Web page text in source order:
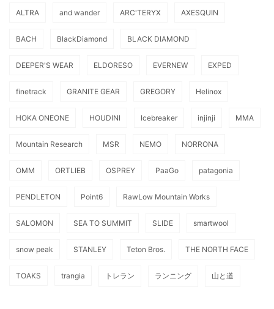
ALTRA and wander ARC'TERYX AXESQUIN
BACH BlackDiamond BLACK DIAMOND
DEEPER'S WEAR ELDORESO EVERNEW EXPED
finetrack GRANITE GEAR GREGORY Helinox
HOKA ONEONE HOUDINI Icebreaker injinji MMA
Mountain Research MSR NEMO NORRONA
OMM ORTLIEB OSPREY PaaGo patagonia
PENDLETON Point6 RawLow Mountain Works
SALOMON SEA TO SUMMIT SLIDE smartwool
snow peak STANLEY Teton Bros. THE NORTH FACE
TOAKS trangia トレラン ランニング 山と道